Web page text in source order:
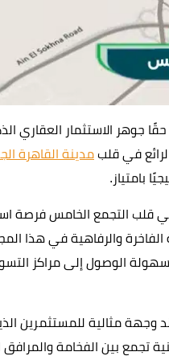
مدينة القاهرة
بامتياز.
التجمع الخامس فرصة
الفاخرة والرفاهية في هذا
الوصول إلى مراكز
وجهة مثالية للمستثمرين
تجمع بين الفخامة والمرافق